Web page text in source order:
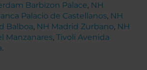
Barbizon Palace, NH
Palacio de Castellanos, NH
Balboa, NH Madrid Zurbano, NH
Manzanares, Tivoli Avenida
.